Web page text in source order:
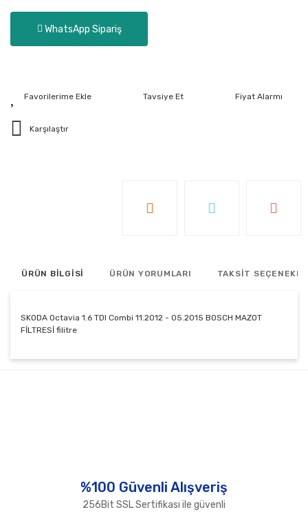
WhatsApp Sipariş
Tavsiye Et Fiyat Alarmı
Karşılaştır
ÜRÜN BİLGİSİ ÜRÜN YORUMLARI TAKSİT
SKODA Octavia 1.6 TDI Combi 11.2012 - 05.2015 BOSCH MAZOT
FİLTRESİ filitre
Ürün fiyatı diğer sitelerden daha pahalı.
%100 Güvenli Alışveriş
256Bit SSL Sertifikası ile güvenli